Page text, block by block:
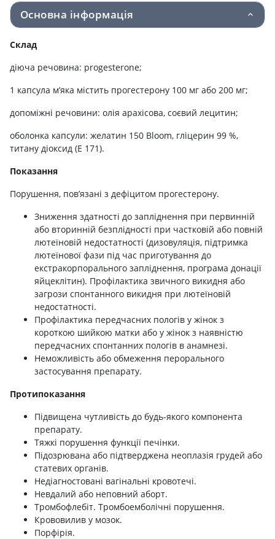
Основна інформація
Склад
діюча речовина: progesterone;
1 капсула м’яка містить прогестерону 100 мг або 200 мг;
допоміжні речовини: олія арахісова, соєвий лецитин;
оболонка капсули: желатин 150 Bloom, гліцерин 99 %,
титану діоксид (Е 171).
Показання
Порушення, пов’язані з дефіцитом прогестерону.
Зниження здатності до запліднення при первинній
або вторинній безплідності при частковій або повній
лютеїновій недостатності (дизовуляція, підтримка
лютеїнової фази під час приготування до
екстракорпорального запліднення, програма донації
яйцеклітин). Профілактика звичного викидня або
загрози спонтанного викидня при лютеїновій
недостатності.
Профілактика передчасних пологів у жінок з
короткою шийкою матки або у жінок з наявністю
передчасних спонтанних пологів в анамнезі.
Неможливість або обмеження перорального
застосування препарату.
Протипоказання
Підвищена чутливість до будь-якого компонента
препарату.
Тяжкі порушення функції печінки.
Підозрювана або підтверджена неоплазія грудей або
статевих органів.
Недіагностовані вагінальні кровотечі.
Невдалий або неповний аборт.
Тромбофлебіт. Тромбоемболічні порушення.
Крововилив у мозок.
Порфірія.